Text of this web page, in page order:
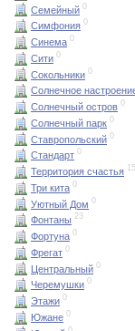
Семейный 0
Симфония 0
Синема 0
Сити 0
Сокольники 0
Солнечное
Солнечный остров 0
Солнечный парк 0
Ставропольский 0
Стандарт 0
Территория счастья
Три кита 0
Уютный Дом 0
Фонтаны 23
Фортуна 0
Фрегат 0
Центральный 0
Черемушки 0
Этажи 0
Южане 0